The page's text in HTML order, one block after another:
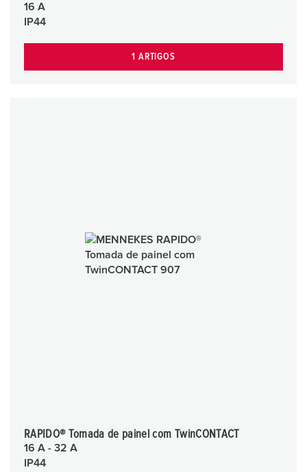
16 A
IP44
1 ARTIGOS
RAPIDO® Tomada de painel com TwinCONTACT
16 A - 32 A
IP44